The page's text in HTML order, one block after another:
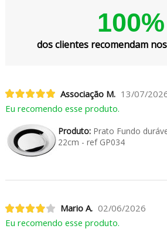
100%
dos clientes recomendam
Associação M. 13/07/
Eu recomendo esse produto.
Produto:Prato Fundo
22cm - ref GP034
Mario A. 02/06/2026
Eu recomendo esse produto.